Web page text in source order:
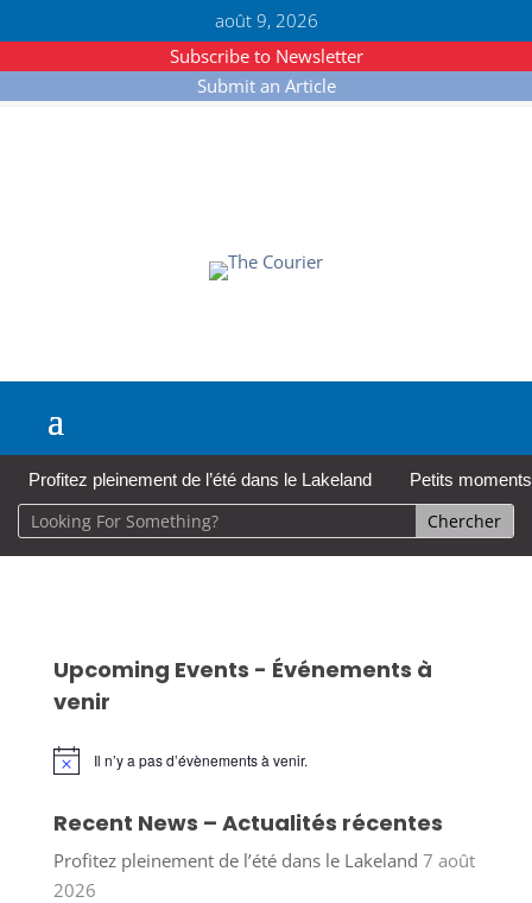
août 9, 2026
Subscribe to Newsletter
Submit an Article
Profitez pleinement de l’été dans le Lakeland Petits
Upcoming Events - Événements à
venir
Notice Il n’y a pas d’évènements à venir.
Recent News – Actualités récentes
Profitez pleinement de l’été dans le Lakeland 7 août
2026